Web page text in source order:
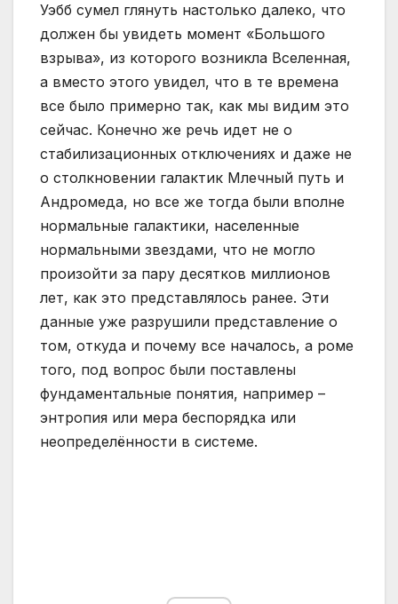
Уэбб сумел глянуть настолько далеко, что
должен бы увидеть момент «Большого
взрыва», из которого возникла Вселенная,
а вместо этого увидел, что в те времена
все было примерно так, как мы видим это
сейчас. Конечно же речь идет не о
стабилизационных отключениях и даже не
о столкновении галактик Млечный путь и
Андромеда, но все же тогда были вполне
нормальные галактики, населенные
нормальными звездами, что не могло
произойти за пару десятков миллионов
лет, как это представлялось ранее. Эти
данные уже разрушили представление о
том, откуда и почему все началось, а роме
того, под вопрос были поставлены
фундаментальные понятия, например –
энтропия или мера беспорядка или
неопределённости в системе.